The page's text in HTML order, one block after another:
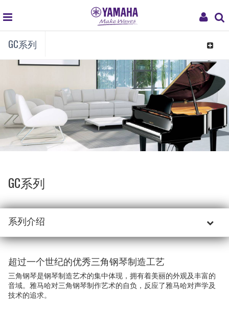
My
global
navigation
GC系列
Toggle
GC系列
系列介绍
超过一个世纪的优秀三角钢琴制造工艺
三角钢琴是钢琴制造艺术的集中体现，拥有着美丽的外观及丰富的
音域。雅马哈对三角钢琴制作艺术的自负，反应了雅马哈对声学及
技术的追求。